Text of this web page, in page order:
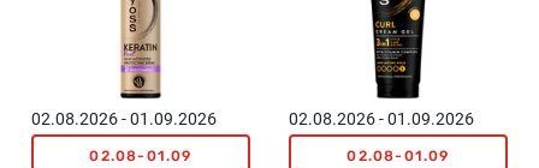
02.08.2026 - 01.09.2026
02.08-01.09
02.08.2026 - 01.09.2026
02.08-01.09